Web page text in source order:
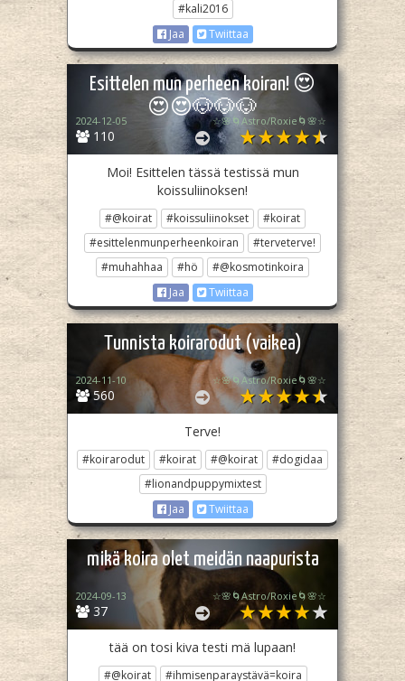
#kali2016
Jaa
Twiittaa
Esittelen mun perheen koiran! 😍
😍😍🐶🐶🐶
110
2024-12-05 ☆🌸🌀Astro/Roxie🌀🌸☆
Moi! Esittelen tässä testissä mun
koissuliinoksen!
#@koirat #koissuliinokset
#koirat
#esittelenmunperheenkoiran
#terveterve!
#muhahhaa
#hö
#@kosmotinkoira
Jaa
Twiittaa
Tunnista koirarodut (vaikea)
560
2024-11-10 ☆🌸🌀Astro/Roxie🌀🌸☆
Terve!
#koirarodut #koirat #@koirat
#dogidaa
#lionandpuppymixtest
Jaa
Twiittaa
mikä koira olet meidän naapurista
37
2024-09-13 ☆🌸🌀Astro/Roxie🌀🌸☆
tää on tosi kiva testi mä lupaan!
#@koirat
#ihmisenparaystävä=koira